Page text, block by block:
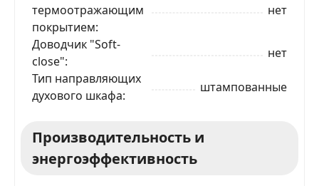
термоотражающим
покрытием
нет
Доводчик "Soft-
close"
нет
Тип направляющих
духового шкафа
штампованные
Производительность и
энергоэффективность
Я даю согласие на обработку моих персональных
данных в соответствии С ПРАВИЛАМИторговой
площадки